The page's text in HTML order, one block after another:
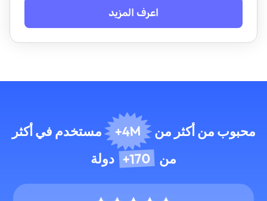
اعرف المزيد
محبوب من أكثر من 4M+
مستخدم في أكثر
من 170+ دولة